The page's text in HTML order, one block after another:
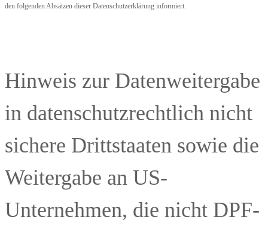
den folgenden Absätzen dieser Datenschutzerklärung informiert.
Hinweis zur Datenweitergabe
in datenschutzrechtlich nicht
sichere Drittstaaten sowie die
Weitergabe an US-
Unternehmen, die nicht DPF-